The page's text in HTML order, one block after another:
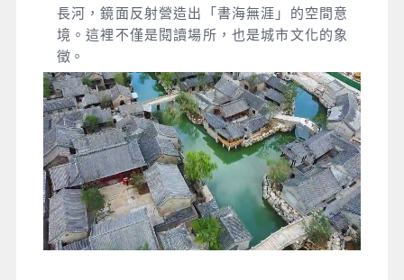
長河，鏡面反射營造出「書海無涯」的空間意
境。這裡不僅是閱讀場所，也是城市文化的象
徵。